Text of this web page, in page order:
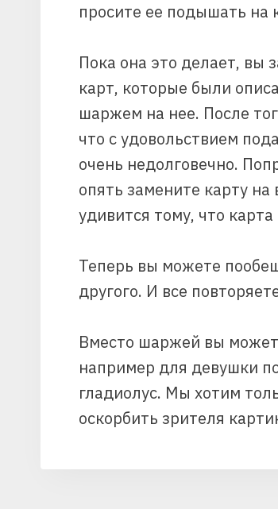
просите ее подышать на
Пока она это делает, вы
карт, которые были
шаржем на нее. После
что с удовольствием
очень недолговечно.
опять замените карту
удивится тому, что
Теперь вы можете
другого. И все
Вместо шаржей вы
например для девушки
гладиолус. Мы хотим
оскорбить зрителя